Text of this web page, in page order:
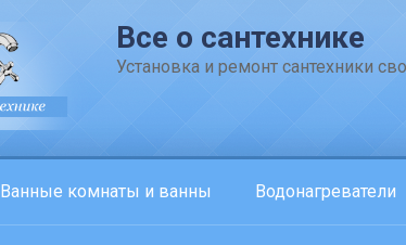
Все о сантехнике
Установка и ремонт сантехники
Ванные комнаты и ванны Водонагреватели